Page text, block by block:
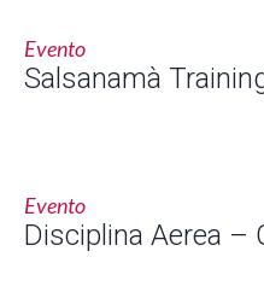
Evento
Salsanamà
Evento
Disciplina Aerea –